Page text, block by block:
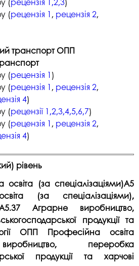
(рецензія 1, рецензія 2,
транспорт ОПП
(рецензія 1)
(рецензія 1, рецензія 2,
4)
(рецензії 1,2,3,4,5,6,7)
(рецензія 1, рецензія 2,
4)
рівень
(за спеціалізаціями)A5
(за спеціалізаціями),
A5.37 Аграрне виробництво,
продукції та
ОПП Професійна освіта
переробка
продукції та харчові